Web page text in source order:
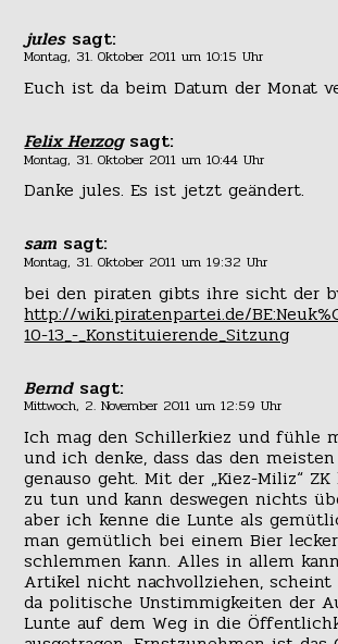
jules sagt:
Montag, 31. Oktober 2011 um 10:15 Uhr
Euch ist da beim Datum der Monat
Felix Herzog sagt:
Montag, 31. Oktober 2011 um 10:44 Uhr
Danke jules. Es ist jetzt geändert.
sam sagt:
Montag, 31. Oktober 2011 um 19:32 Uhr
bei den piraten gibts ihre sicht der
http://wiki.piratenpartei.de/
10-13_-_Konstituierende_Sitzung
Bernd sagt:
Mittwoch, 2. November 2011 um 12:59 Uhr
Ich mag den Schillerkiez und fühle
und ich denke, dass das den
genauso geht. Mit der „Kiez-Miliz“
zu tun und kann deswegen nichts
aber ich kenne die Lunte als
man gemütlich bei einem Bier
schlemmen kann. Alles in allem
Artikel nicht nachvollziehen, scheint
da politische Unstimmigkeiten der
Lunte auf dem Weg in die